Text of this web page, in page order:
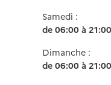
Samedi :
de 06:00 à 21:00
Dimanche :
de 06:00 à 21:00